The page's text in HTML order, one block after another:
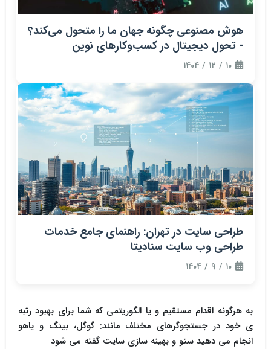
هوش مصنوعی چگونه جهان ما را متحول می‌کند؟
- تحول دیجیتال در کسب‌وکارهای نوین
۱۰ / ۱۲ / ۱۴۰۴
طراحی سایت در تهران: راهنمای جامع خدمات
طراحی وب سایت سنادیتا
۱۰ / ۹ / ۱۴۰۴
به هرگونه اقدام مستقیم و یا الگوریتمی که شما برای بهبود رتبه
ی خود در جستجوگرهای مختلف مانند: گوگل، بینگ و یاهو
انجام می دهید سئو و بهینه سازی سایت گفته می شود